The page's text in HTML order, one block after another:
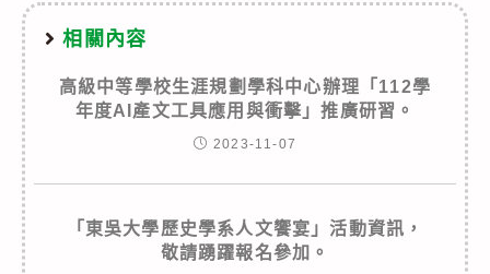
相關內容
高級中等學校生涯規劃學科中心辦理「112學
年度AI產文工具應用與衝擊」推廣研習。
2023-11-07
「東吳大學歷史學系人文饗宴」活動資訊，
敬請踴躍報名參加。